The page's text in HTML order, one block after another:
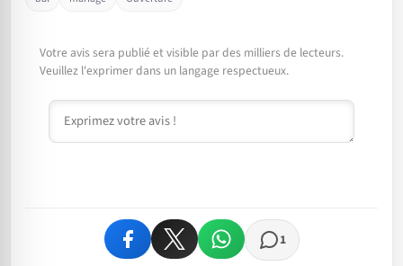
Votre avis sera publié et visible par des milliers de lecteurs.
Veuillez l'exprimer dans un langage respectueux.
Commentaire
1